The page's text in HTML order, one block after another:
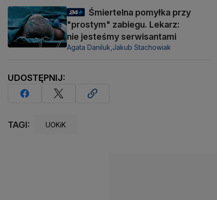
Śmiertelna pomyłka przy
"prostym" zabiegu. Lekarz:
nie jesteśmy serwisantami
Agata Daniluk,Jakub Stachowiak
UDOSTĘPNIJ:
TAGI: UOKiK